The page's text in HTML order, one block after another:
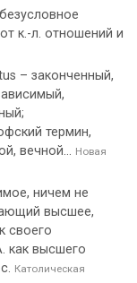
к.-л. отношений и
– законченный,
термин,
вечной... Новая
ничем не
высшее,
своего
как высшего
Католическая